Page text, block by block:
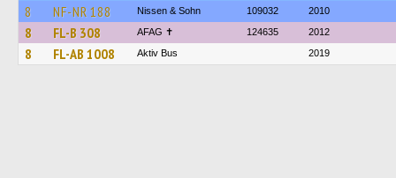
8 NF-NR 188 Nissen & Sohn 109032 2010
8 FL-B 308 AFAG ✝ 124635 2012
8 FL-AB 1008 Aktiv Bus 2019